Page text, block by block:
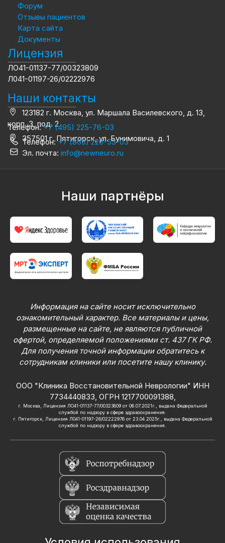
Форум
Отзывы пациентов
Карта сайта
Документы
Лицензия
ЛО41-01137-77/00323809
Л041-01197-26/02222976
Наши контакты
123182 г. Москва, ул. Маршала Василевского, д. 13,
корп. 3, под. 2
Телефон:+7 (495) 225-76-03
357501 г. Пятигорск, ул. Бунимовича, д. 1
Телефон:+7 (865) 220-53-03
Эл. почта: info@newneuro.ru
Наши партнёры
Информация на сайте носит исключительно
ознакомительный характер. Все материалы и цены,
размещенные на сайте, не являются публичной
офертой, определяемой положениями ст. 437 ГК РФ.
Для получения точной информации обратитесь к
сотрудникам клиники или посетите нашу клинику.
ООО "Клиника Восстановительной Неврологии" ИНН
7734440833, ОГРН 1217700091388,
г. Москва, Лицензия ЛО41-01137-77/00323809 от 06.07.2021г., выдана Федеральной
службой по надзору в сфере здравоохранения.
г. Пятигорск, Лицензия Л041-01197-26/02222976 от 23.04.2025г., выдана Федеральной
службой по надзору в сфере здравоохранения.